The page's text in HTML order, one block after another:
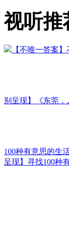
视听推
【不唯一答案
别呈现】《东莞
100种有意思的生
呈现】寻找100种